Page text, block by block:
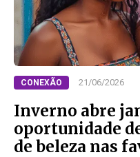
CONEXÃO 21/06/2026
Inverno abre
oportunidade
de beleza nas